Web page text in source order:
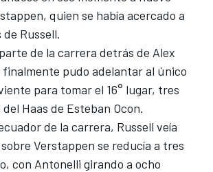
quien se había acercado a
Russell.
de la carrera detrás de Alex
finalmente pudo adelantar al único
para tomar el 16° lugar, tres
Haas de Esteban Ocon.
de la carrera, Russell veía
Verstappen se reducía a tres
con Antonelli girando a ocho